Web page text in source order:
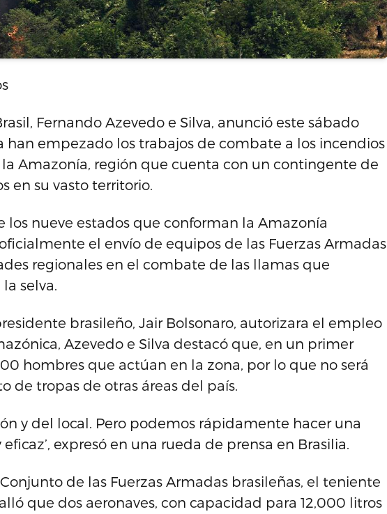
Fernando Azevedo e Silva, anunció este sábado
han empezado los trabajos de combate a los incendios
Amazonía, región que cuenta con un contingente de
en su vasto territorio.
los nueve estados que conforman la Amazonía
el envío de equipos de las Fuerzas Armadas
regionales en el combate de las llamas que
selva.
brasileño, Jair Bolsonaro, autorizara el empleo
Azevedo e Silva destacó que, en un primer
hombres que actúan en la zona, por lo que no será
de tropas de otras áreas del país.
y del local. Pero podemos rápidamente hacer una
expresó en una rueda de prensa en Brasilia.
de las Fuerzas Armadas brasileñas, el teniente
que dos aeronaves, con capacidad para 12,000 litros